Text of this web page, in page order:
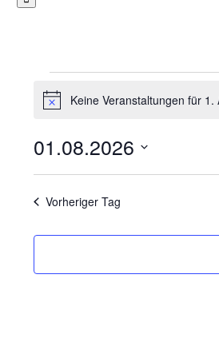
für
2026
HinweisKeine Veranstaltungen für
01.08.2026
Vorheriger Tag